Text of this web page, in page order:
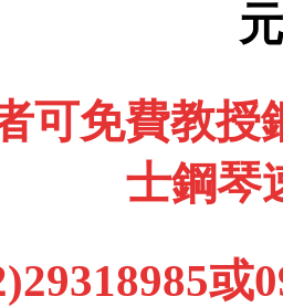
可免費教授
士鋼琴
或